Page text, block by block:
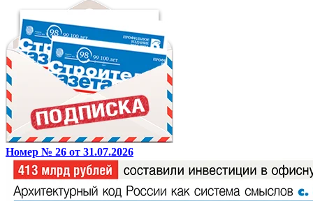
Номер № 26 от 31.07.2026